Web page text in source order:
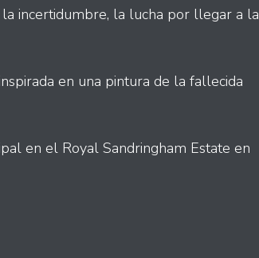
la incertidumbre, la lucha por llegar a la
en una pintura de la fallecida
en el Royal Sandringham Estate en